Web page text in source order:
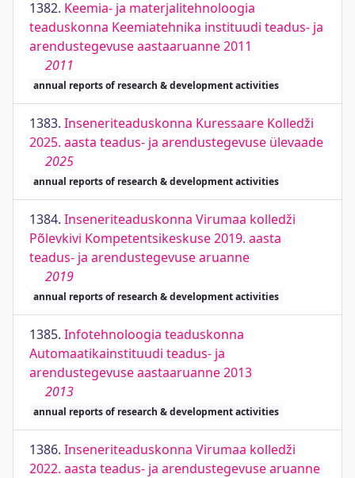
1382. Keemia- ja materjalitehnoloogia
teaduskonna Keemiatehnika instituudi teadus- ja
arendustegevuse aastaaruanne 2011
2011
annual reports of research & development activities
1383. Inseneriteaduskonna Kuressaare Kolledži
2025. aasta teadus- ja arendustegevuse ülevaade
2025
annual reports of research & development activities
1384. Inseneriteaduskonna Virumaa kolledži
Põlevkivi Kompetentsikeskuse 2019. aasta
teadus- ja arendustegevuse aruanne
2019
annual reports of research & development activities
1385. Infotehnoloogia teaduskonna
Automaatikainstituudi teadus- ja
arendustegevuse aastaaruanne 2013
2013
annual reports of research & development activities
1386. Inseneriteaduskonna Virumaa kolledži
2022. aasta teadus- ja arendustegevuse aruanne